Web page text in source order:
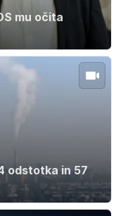
mu očita
odstotka in 57